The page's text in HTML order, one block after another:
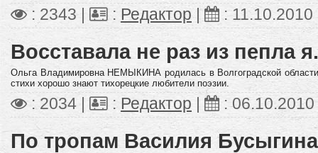
: 2343 | : Редактор| : 11.10.2010
Восставала не раз из пепла
Ольга Владимировна НЕМЫКИНА родилась в Волгоградской
стихи хорошо знают тихорецкие любители поэзии.
: 2034 | : Редактор :06.10.2010
По тропам Василия Бусыгина